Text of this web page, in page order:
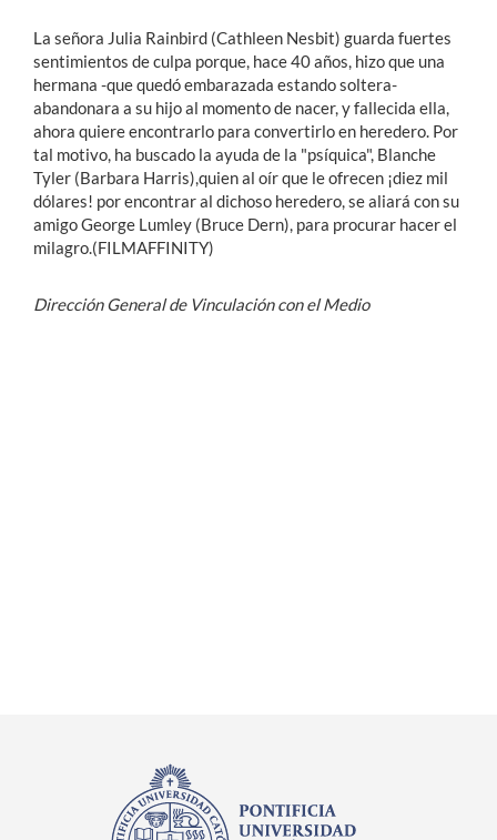
La señora Julia Rainbird (Cathleen Nesbit) guarda fuertes
sentimientos de culpa porque, hace 40 años, hizo que una
hermana -que quedó embarazada estando soltera-
abandonara a su hijo al momento de nacer, y fallecida ella,
ahora quiere encontrarlo para convertirlo en heredero. Por
tal motivo, ha buscado la ayuda de la "psíquica", Blanche
Tyler (Barbara Harris),quien al oír que le ofrecen ¡diez mil
dólares! por encontrar al dichoso heredero, se aliará con su
amigo George Lumley (Bruce Dern), para procurar hacer el
milagro.(FILMAFFINITY)
Dirección General de Vinculación con el Medio